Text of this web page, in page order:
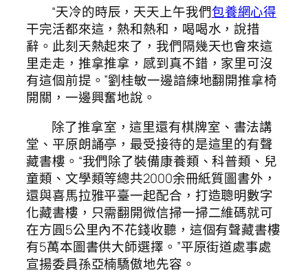
“天冷的時辰，天天上午我們包養網心得
干完活都來這，熱和熱和，喝喝水，說措
辭。此刻天熱起來了，我們隔幾天也會來這
里走走，推拿推拿，感到真不錯，家里可沒
有這個前提。”劉桂敏一邊諳練地翻開推拿椅
開關，一邊興奮地說。
除了推拿室，這里還有棋牌室、書法講
堂、平原朗誦亭，最受接待的是這里的有聲
藏書樓。“我們除了裝備康養類、科普類、兒
童類、文學類等總共2000余冊紙質圖書外，
還與喜馬拉雅平臺一起配合，打造聰明數字
化藏書樓，只需翻開微信掃一掃二維碼就可
在方圓5公里內不花錢收聽，這個有聲藏書樓
有5萬本圖書供大師選擇。”平原街道處事處
宣揚委員孫亞楠驕傲地先容。